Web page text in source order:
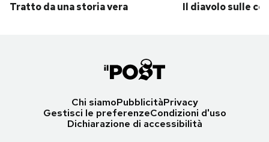
Tratto da una storia vera Il diavolo sulle
Chi siamoPubblicitàPrivacy
Gestisci le preferenzeCondizioni d'uso
Dichiarazione di accessibilità